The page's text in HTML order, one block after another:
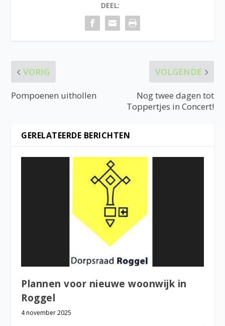
DEEL:
VORIG
Pompoenen uithollen
VOLGENDE
Nog twee dagen tot
Toppertjes in Concert!
GERELATEERDE BERICHTEN
Plannen voor nieuwe woonwijk in
Roggel
4 november 2025